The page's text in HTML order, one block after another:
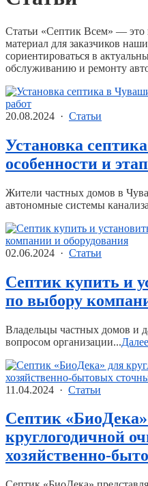
Статьи «Септик Всем» —
материал для заказчиков
сориентироваться в
обслуживанию и ремонту
20.08.2024 · Статьи
Установка
особенности и
Жители частных домов в
автономные системы
02.06.2024 · Статьи
Септик купить и
по выбору
Владельцы частных домов и
вопросом организации...Далее
11.04.2024 · Статьи
Септик
круглогодичной
хозяйственно-